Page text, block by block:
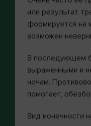
или результат
формируется на
возможен
В последующем
выраженными и
ночам.
помогает,
Вид конечности